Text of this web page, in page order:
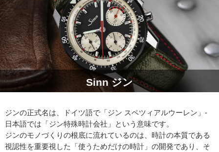
Sinn ジン
ジンの正式名は、ドイツ語で「ジン スペツィアルウーレン」-
日本語では「ジン特殊時計会社」という意味です。
ジンのモノづくりの根底に流れているのは、時計の本質である
視認性を重要視した「使うためだけの時計」の開発であり、そ